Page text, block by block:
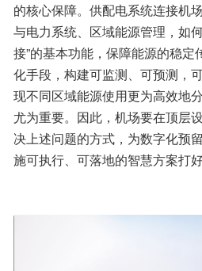
的核心保障。供配电系统连接机
与电力系统、区域能源管理，如
接”的基本功能，保障能源的稳
化手段，构建可监测、可预测，
现不同区域能源使用更为高效地
尤为重要。因此，机场要在顶层
决上述问题的方式，为数字化预
施可执行、可落地的智慧方案打好